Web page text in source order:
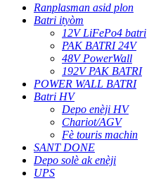
Ranplasman asid plon
Batri ityòm
12V LiFePo4 batri
PAK BATRI 24V
48V PowerWall
192V PAK BATRI
POWER WALL BATRI
Batri HV
Depo enèji HV
Chariot/AGV
Fè touris machin
SANT DONE
Depo solè ak enèji
UPS